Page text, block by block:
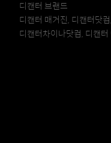
디캔터 브랜드
디캔터 매거진, 디캔터닷
디캔터차이나닷컴, 디캔